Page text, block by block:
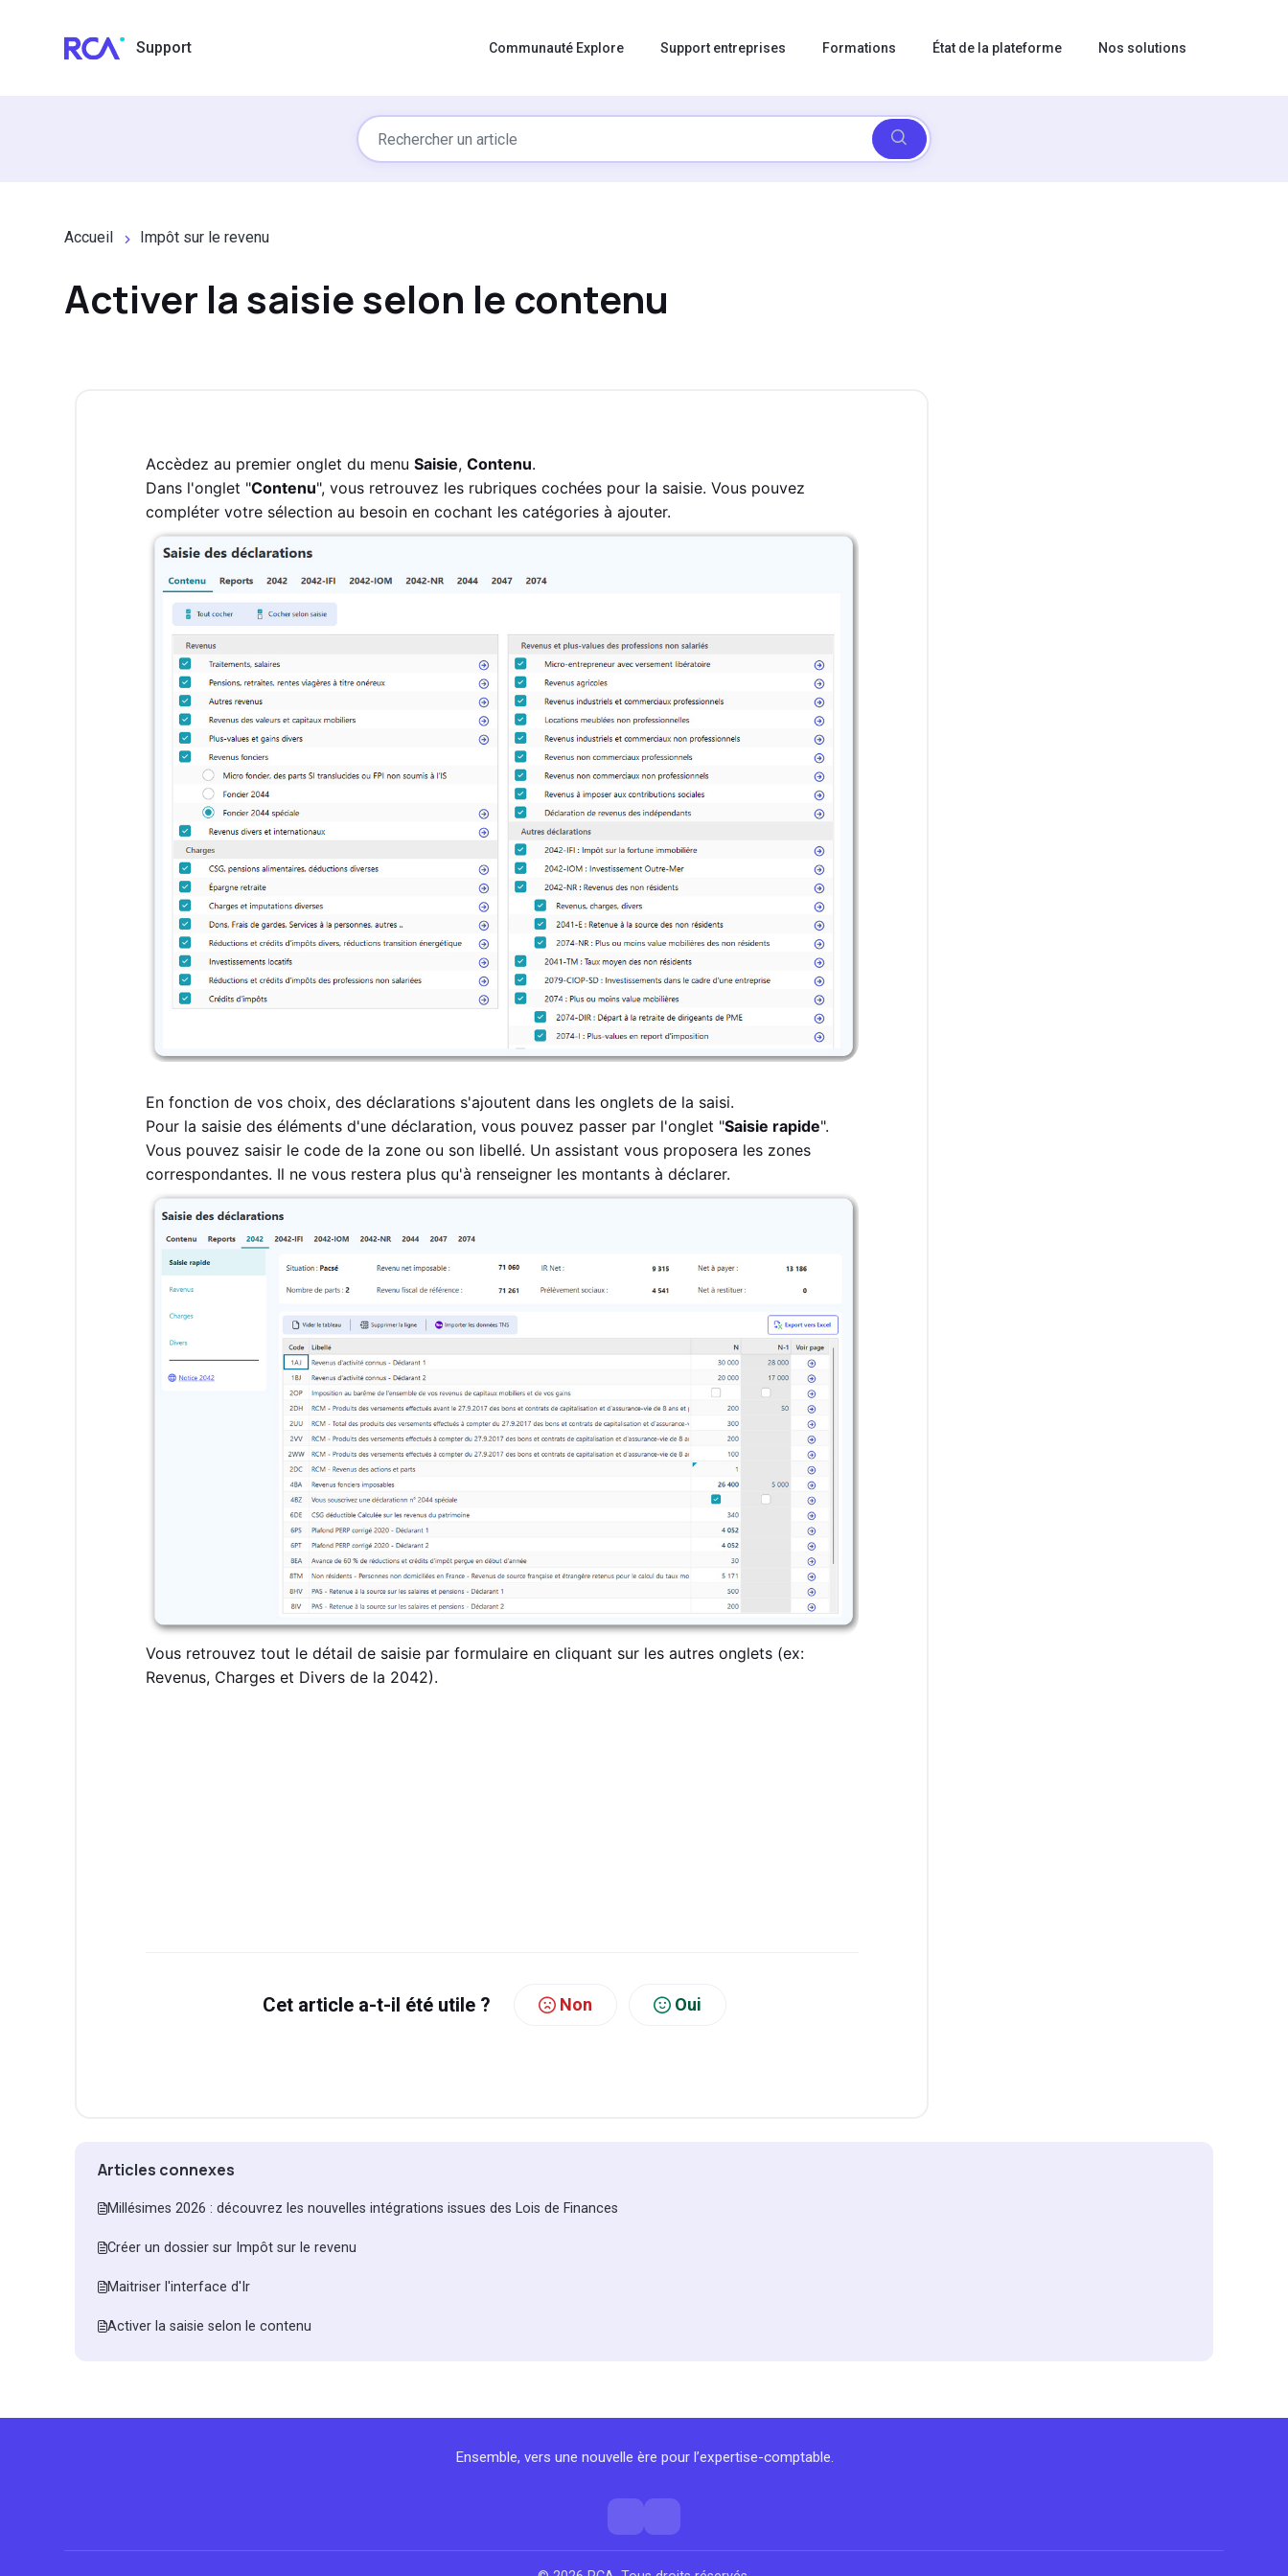
Support Communauté Explore Support entreprises Formations État de la plateforme Nos solutions
Accueil Impôt sur le revenu
Activer la saisie selon le contenu
Accèdez au premier onglet du menu Saisie, Contenu.
Dans l'onglet "Contenu", vous retrouvez les rubriques cochées pour la saisie. Vous pouvez
compléter votre sélection au besoin en cochant les catégories à ajouter.
En fonction de vos choix, des déclarations s'ajoutent dans les onglets de la saisi.
Pour la saisie des éléments d'une déclaration, vous pouvez passer par l'onglet "Saisie rapide".
Vous pouvez saisir le code de la zone ou son libellé. Un assistant vous proposera les zones
correspondantes. Il ne vous restera plus qu'à renseigner les montants à déclarer.
Vous retrouvez tout le détail de saisie par formulaire en cliquant sur les autres onglets (ex:
Revenus, Charges et Divers de la 2042).
Cet article a-t-il été utile ? Non Oui
Articles connexes
Millésimes 2026 : découvrez les nouvelles intégrations issues des Lois de Finances
Créer un dossier sur Impôt sur le revenu
Maitriser l'interface d'Ir
Activer la saisie selon le contenu
Ensemble, vers une nouvelle ère pour l’expertise-comptable.